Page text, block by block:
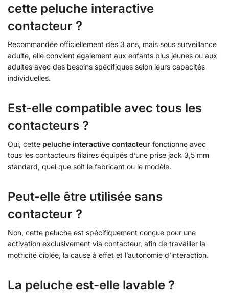
cette peluche interactive
contacteur ?
Recommandée officiellement dès 3 ans, mais sous surveillance
adulte, elle convient également aux enfants plus jeunes ou aux
adultes avec des besoins spécifiques selon leurs capacités
individuelles.
Est-elle compatible avec tous les
contacteurs ?
Oui, cette peluche interactive contacteur fonctionne avec
tous les contacteurs filaires équipés d’une prise jack 3,5 mm
standard, quel que soit le fabricant ou le modèle.
Peut-elle être utilisée sans
contacteur ?
Non, cette peluche est spécifiquement conçue pour une
activation exclusivement via contacteur, afin de travailler la
motricité ciblée, la cause à effet et l’autonomie d’interaction.
La peluche est-elle lavable ?